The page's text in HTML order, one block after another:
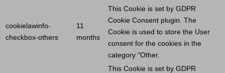
cookielawinfo-
checkbox-others
11
months
This Cookie is set by GDPR
Cookie Consent plugin. The
Cookie is used to store the User
consent for the cookies in the
category "Other.
This Cookie is set by GDPR